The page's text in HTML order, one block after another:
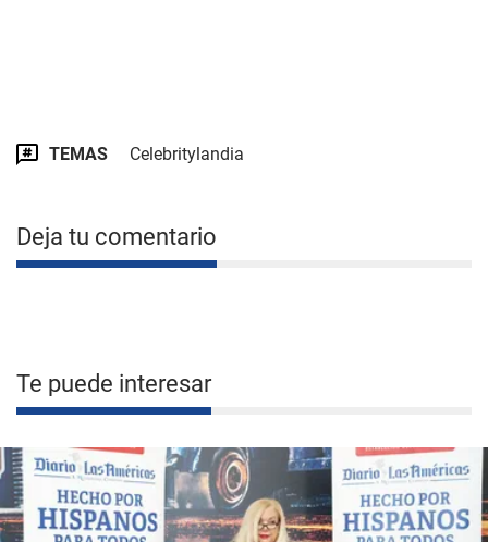
TEMAS Celebritylandia
Deja tu comentario
Te puede interesar